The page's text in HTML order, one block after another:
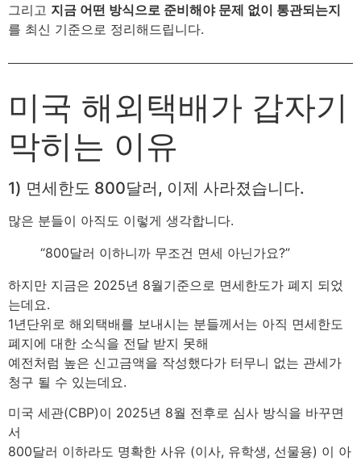
그리고 지금 어떤 방식으로 준비해야 문제 없이 통관되는지
를 최신 기준으로 정리해드립니다.
미국 해외택배가 갑자기
막히는 이유
1) 면세한도 800달러, 이제 사라졌습니다.
많은 분들이 아직도 이렇게 생각합니다.
“800달러 이하니까 무조건 면세 아닌가요?”
하지만 지금은 2025년 8월기준으로 면세한도가 폐지 되었
는데요.
1년단위로 해외택배를 보내시는 분들께서는 아직 면세한도
폐지에 대한 소식을 전달 받지 못해
예전처럼 높은 신고금액을 작성했다가 터무니 없는 관세가
청구 될 수 있는데요.
미국 세관(CBP)이 2025년 8월 전후로 심사 방식을 바꾸면
서
800달러 이하라도 명확한 사유 (이사, 유학생, 선물용) 이 아